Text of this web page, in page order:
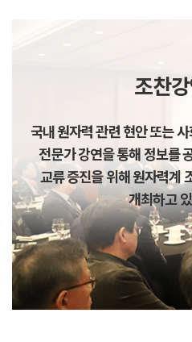
조찬
국내 원자력 관련 현안 또는
전문가 강연을 통해 정보를
교류 증진을 위해 원자력계
개최하고